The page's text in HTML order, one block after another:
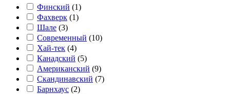
Финский (1)
Фахверк (1)
Шале (3)
Современный (10)
Хай-тек (4)
Канадский (5)
Американский (9)
Скандинавский (7)
Барнхаус (2)